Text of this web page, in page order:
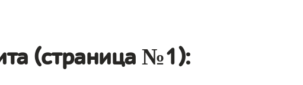
(страница №1):